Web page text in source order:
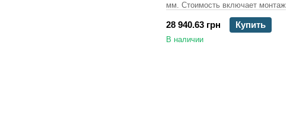
мм. Стоимость включает монтаж
28 940.63 грн Купить
В наличии